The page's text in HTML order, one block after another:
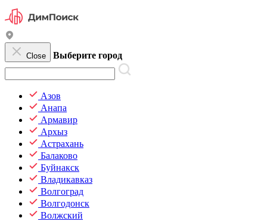
Close Выберите город
Азов
Анапа
Армавир
Архыз
Астрахань
Балаково
Буйнакск
Владикавказ
Волгоград
Волгодонск
Волжский